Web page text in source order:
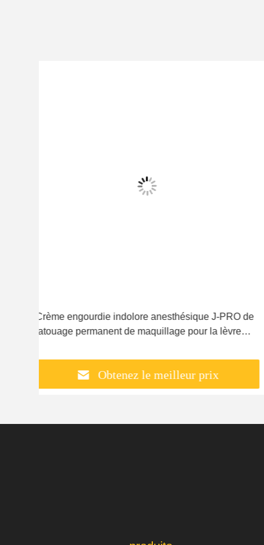
Le professionnel réduisent la marque de distributeur
crème numbing de tatouage de douleur 3 ans de
Obtenez le meilleur prix